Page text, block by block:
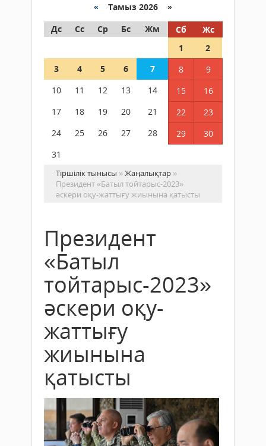
« Тамыз 2026 »
Дс
Сс Ср Бс Жм Сб
Жс
1
2
3
4 5 6 7 8
9
10
11 12 13 14 15
16
17
18 19 20 21 22
23
24
25 26 27 28 29
30
31
Тіршілік тынысы »Жаңалықтар »
Президент «Батыл тойтарыс-2023»
әскери оқу-жаттығу жиынына қатысты
Президент
«Батыл
тойтарыс-2023»
әскери оқу-
жаттығу
жиынына
қатысты